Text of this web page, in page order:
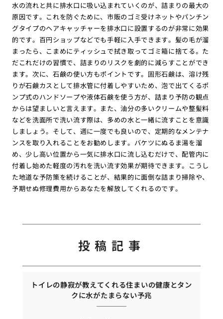
水の流れと共に排水口に吸い込まれていくのが、詰まりの最大の
原因です。これを防ぐために、市販のゴミ受けネットやパンチン
グタイプのヘアキャッチャーを排水口に設置するのが非常に効果
的です。百円ショップなどでも手軽に入手できます。髪の毛が溜
まったら、こまめにティッシュで拭き取ってゴミ箱に捨てる。た
だこれだけの習慣で、詰まりのリスクを劇的に減らすことができ
ます。次に、石鹸の使い方もポイントです。固形石鹸は、溶け残
りが石鹸カスとして排水管に付着しやすいため、泡で出てくるポ
ンプ式のハンドソープや液体石鹸を使う方が、詰まり予防の観点
からは望ましいと言えます。また、油分の多いクリームや整髪料
などを洗面所で洗い流す際は、多めの水と一緒に流すことを意識
しましょう。そして、週に一度でも良いので、定期的なメンテナ
ンスを取り入れることをお勧めします。バケツにぬるま湯を溜
め、少し高い位置から一気に排水口に流し込むだけで、配管内に
付着し始めた軽度の汚れを洗い流す効果が期待できます。こうし
た地道な予防策を続けることが、結果的に面倒な詰まり掃除や、
予期せぬ修理費用からあなたを解放してくれるのです。
投稿記事
トイレの静寂が教えてくれる住まいの健康とタン
クに水がたまらない予兆